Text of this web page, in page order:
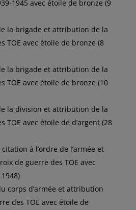
1945 avec étoile de bronze (9
la brigade et attribution de la
TOE avec étoile de bronze (8
la brigade et attribution de la
TOE avec étoile de bronze (10
la division et attribution de la
TOE avec étoile de d’argent (28
à l’ordre de l’armée et
de guerre des TOE avec
corps d’armée et attribution
des TOE avec étoile de